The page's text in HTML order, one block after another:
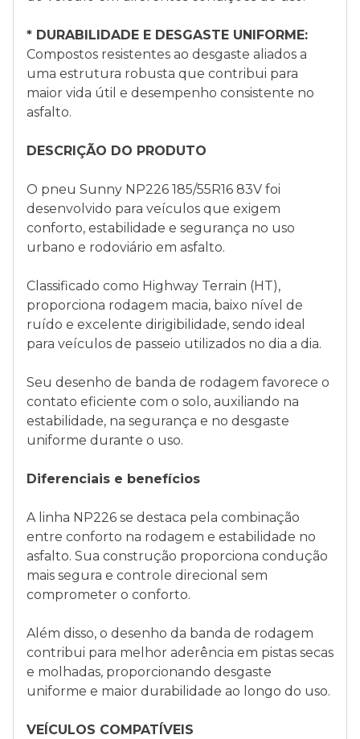
* DURABILIDADE E DESGASTE UNIFORME:
Compostos resistentes ao desgaste aliados a
uma estrutura robusta que contribui para
maior vida útil e desempenho consistente no
asfalto.
DESCRIÇÃO DO PRODUTO
O pneu Sunny NP226 185/55R16 83V foi
desenvolvido para veículos que exigem
conforto, estabilidade e segurança no uso
urbano e rodoviário em asfalto.
Classificado como Highway Terrain (HT),
proporciona rodagem macia, baixo nível de
ruído e excelente dirigibilidade, sendo ideal
para veículos de passeio utilizados no dia a dia.
Seu desenho de banda de rodagem favorece o
contato eficiente com o solo, auxiliando na
estabilidade, na segurança e no desgaste
uniforme durante o uso.
Diferenciais e benefícios
A linha NP226 se destaca pela combinação
entre conforto na rodagem e estabilidade no
asfalto. Sua construção proporciona condução
mais segura e controle direcional sem
comprometer o conforto.
Além disso, o desenho da banda de rodagem
contribui para melhor aderência em pistas secas
e molhadas, proporcionando desgaste
uniforme e maior durabilidade ao longo do uso.
VEÍCULOS COMPATÍVEIS